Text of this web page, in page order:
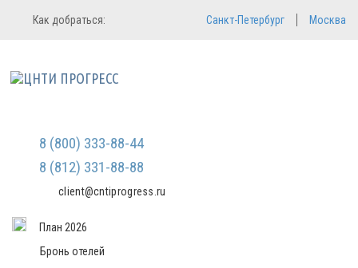
Регистрация
Мы не передаем ваши данные
третьим лицам и не рассылаем
Вход в систему
Как добраться: Санкт-Петербург Москва
8 (800) 333-88-44
8 (812) 331-88-88
client@cntiprogress.ru
План 2026
Бронь отелей